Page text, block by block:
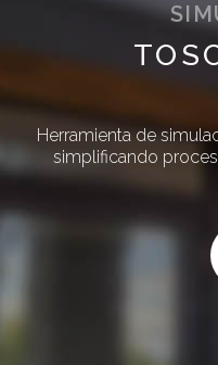
Herramienta de
simplificando